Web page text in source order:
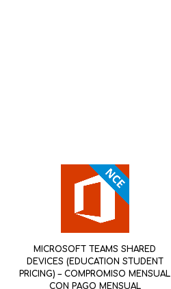
MICROSOFT TEAMS SHARED
DEVICES (EDUCATION STUDENT
PRICING) – COMPROMISO MENSUAL
CON PAGO MENSUAL